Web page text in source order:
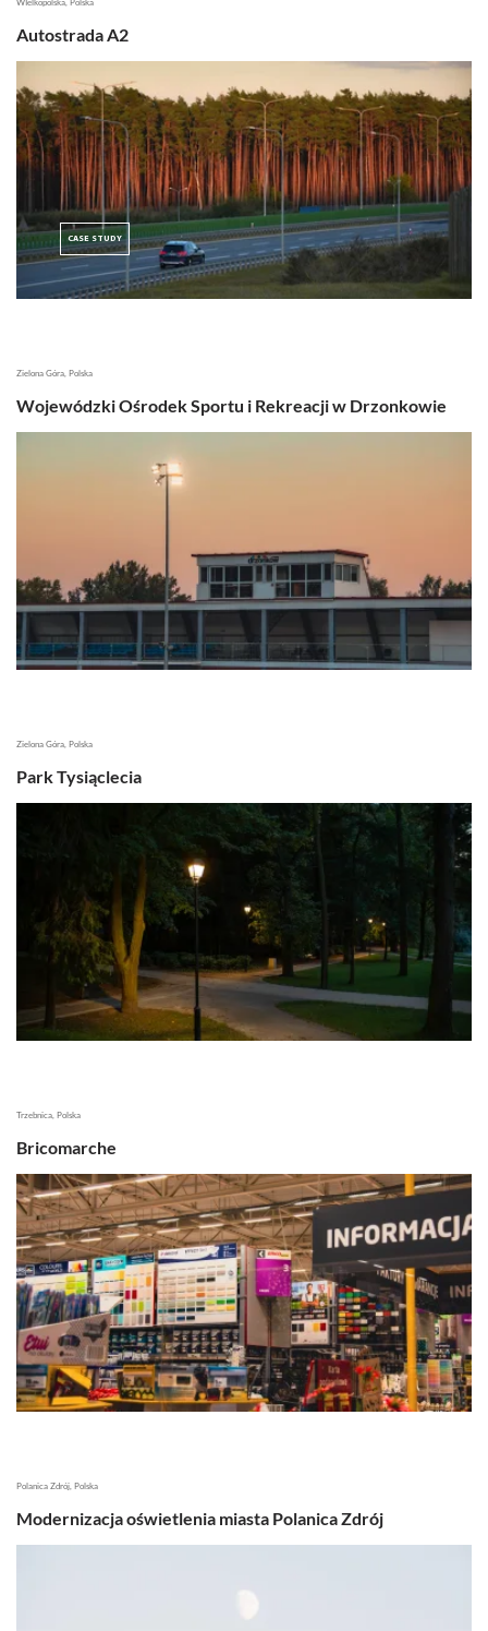
WIelkopolska, Polska
Autostrada A2
CASE STUDY
Zielona Góra, Polska
Wojewódzki Ośrodek Sportu i Rekreacji w Drzonkowie
Zielona Góra, Polska
Park Tysiąclecia
Trzebnica, Polska
Bricomarche
Polanica Zdrój, Polska
Modernizacja oświetlenia miasta Polanica Zdrój